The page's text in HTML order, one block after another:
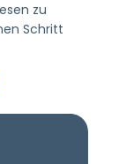
zu
Schritt